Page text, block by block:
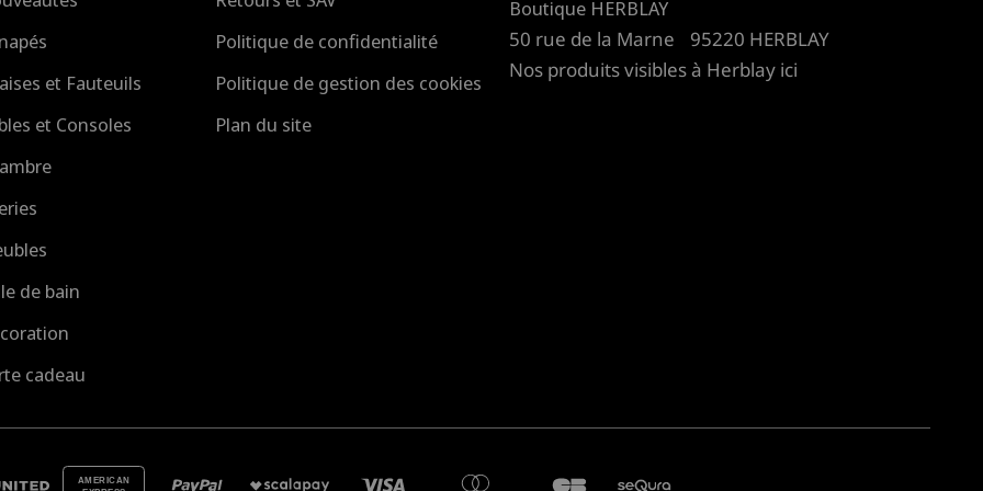
sont compatibles avec des têtes de lit. Ils disposent souvent de fixations permettant d'ajouter
et le confort de l’ensemble, surtout pour les têtes de lit en bois ou en tissu naturel.
et Fauteuils
et Consoles
de bain
cadeau
Politique de confidentialité
Politique de gestion des cookies
Plan du site
Boutique HERBLAY
50 rue de la Marne 95220 HERBLAY
Nos produits visibles à Herblay ici
AMERICAN